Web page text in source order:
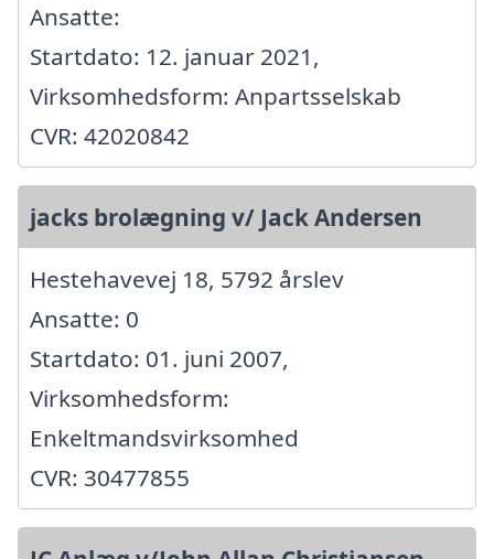
Ansatte:
Startdato: 12. januar 2021,
Virksomhedsform: Anpartsselskab
CVR: 42020842
jacks brolægning v/ Jack Andersen
Hestehavevej 18, 5792 årslev
Ansatte: 0
Startdato: 01. juni 2007,
Virksomhedsform:
Enkeltmandsvirksomhed
CVR: 30477855